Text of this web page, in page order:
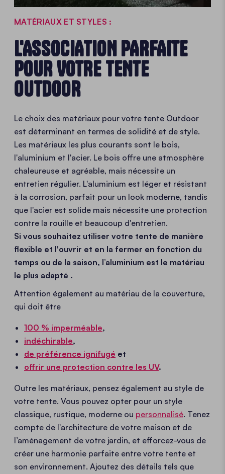
MATÉRIAUX ET STYLES :
L'ASSOCIATION PARFAITE
POUR VOTRE TENTE
OUTDOOR
Le choix des matériaux pour votre tente Outdoor
est déterminant en termes de solidité et de style.
Les matériaux les plus courants sont le bois,
l'aluminium et l'acier. Le bois offre une atmosphère
chaleureuse et agréable, mais nécessite un
entretien régulier. L'aluminium est léger et résistant
à la corrosion, parfait pour un look moderne, tandis
que l'acier est solide mais nécessite une protection
contre la rouille et beaucoup d'entretien.
Si vous souhaitez utiliser votre tente de manière
flexible et l'ouvrir et en la fermer en fonction du
temps ou de la saison, l’aluminium est le matériau
le plus adapté .
Attention également au matériau de la couverture,
qui doit être
100 % imperméable,
indéchirable,
de préférence ignifugé et
offrir une protection contre les UV.
Outre les matériaux, pensez également au style de
votre tente. Vous pouvez opter pour un style
classique, rustique, moderne ou personnalisé. Tenez
compte de l'architecture de votre maison et de
l’aménagement de votre jardin, et efforcez-vous de
créer une harmonie parfaite entre votre tente et
son environnement. Ajoutez des détails tels que